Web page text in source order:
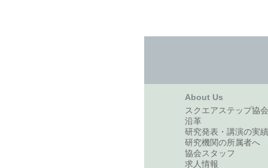
About Us
スクエアステップ協
沿革
研究発表・講演の実績
研究機関の所属者へ
協会スタッフ
求人情報